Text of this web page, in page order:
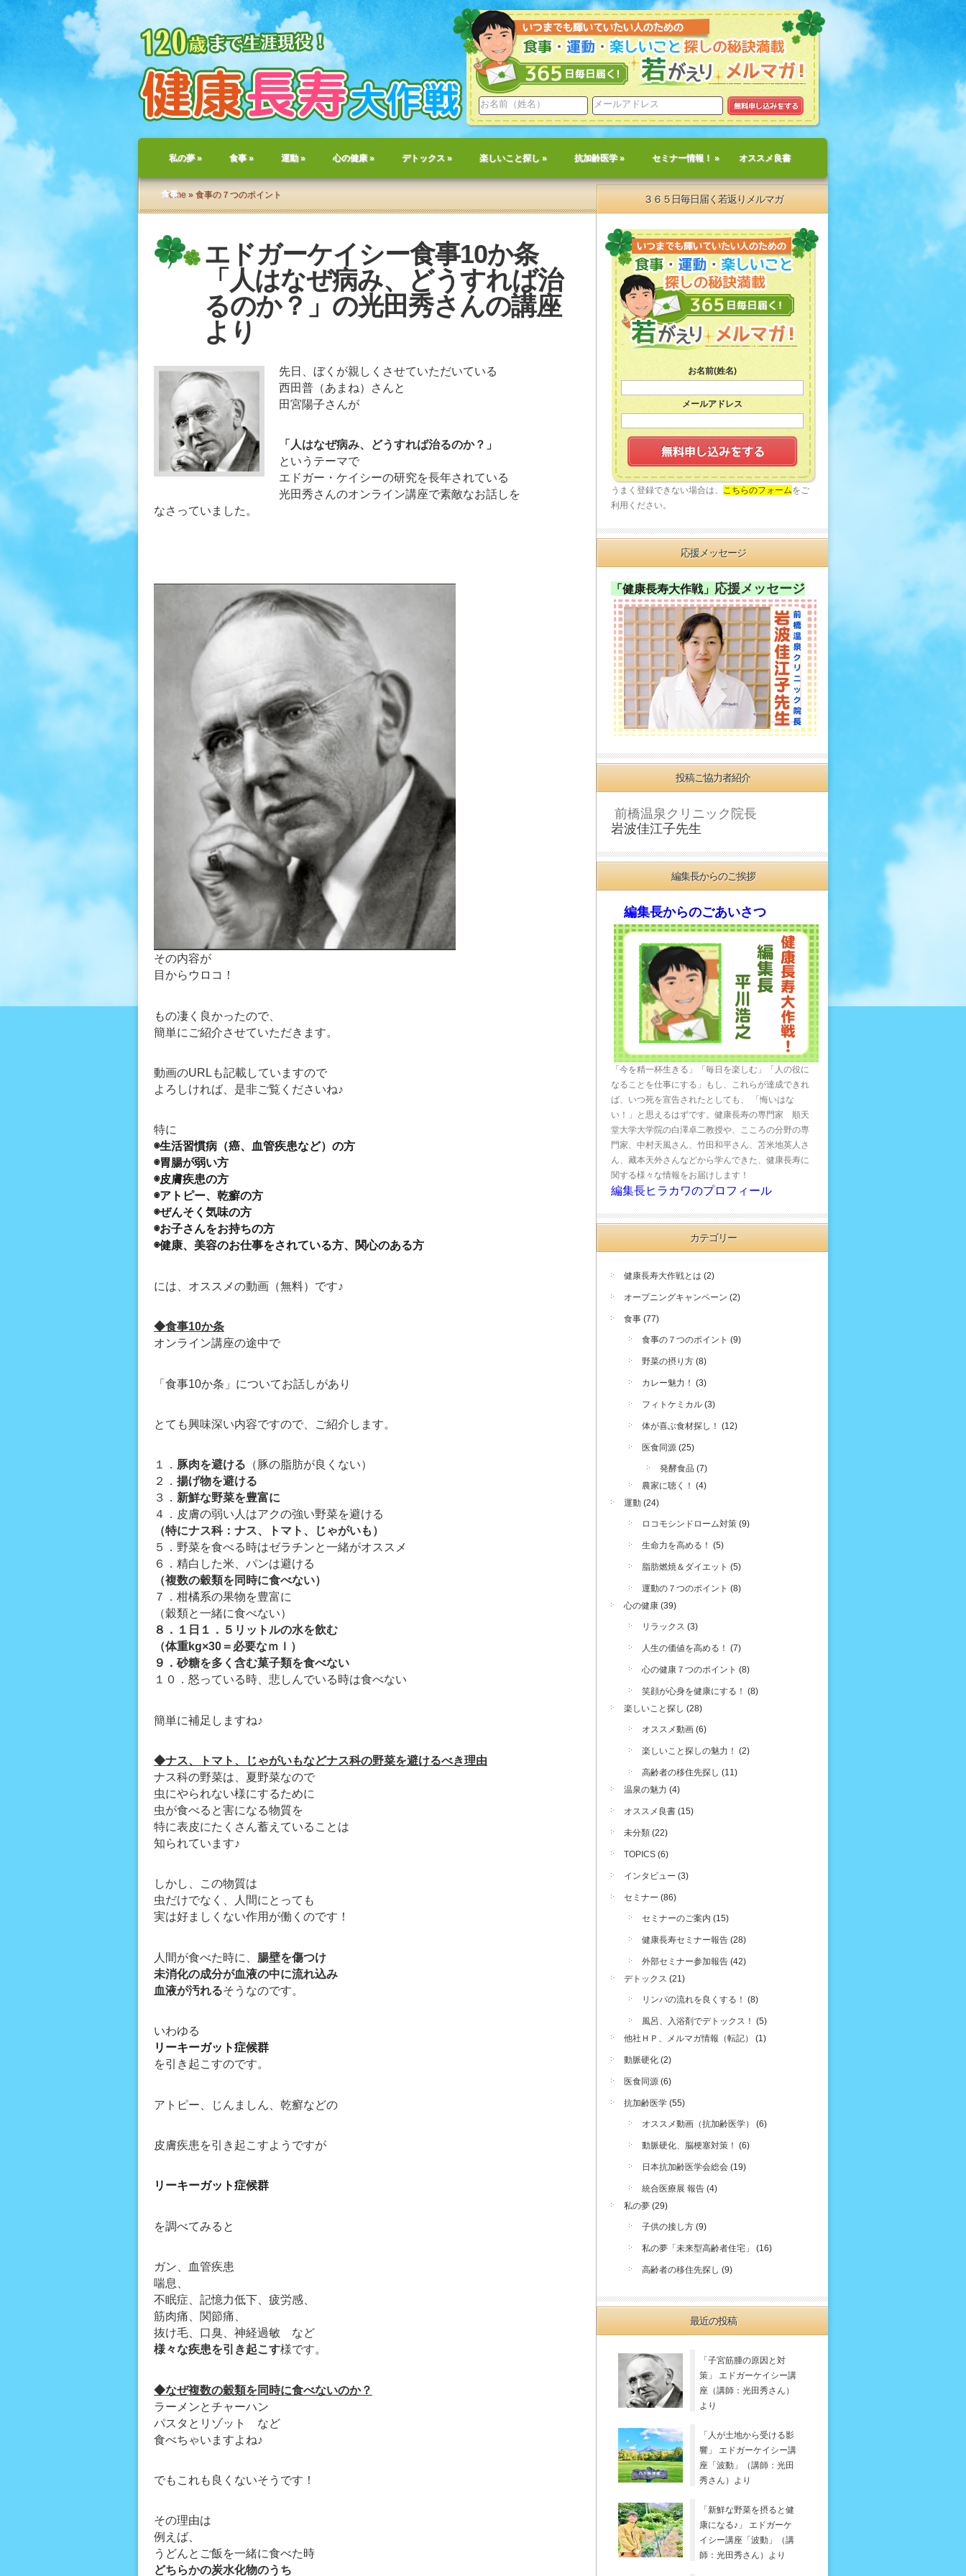
私の夢» 食事» 運動» 心の健康» デトックス » 楽しいこと探し » 抗加齢医学» セミナー情報！ » オススメ良書
食事
Home » 食事の７つのポイント
エドガーケイシー食事10か条
「人はなぜ病み、どうすれば治
るのか？」の光田秀さんの講座
より
先日、ぼくが親しくさせていただいている
西田普（あまね）さんと
田宮陽子さんが
「人はなぜ病み、どうすれば治るのか？」
というテーマで
エドガー・ケイシーの研究を長年されている
光田秀さんのオンライン講座で素敵なお話しを
なさっていました。
その内容が
目からウロコ！
もの凄く良かったので、
簡単にご紹介させていただきます。
動画のURLも記載していますので
よろしければ、是非ご覧くださいね♪
特に
◉生活習慣病（癌、血管疾患など）の方
◉胃腸が弱い方
◉皮膚疾患の方
◉アトピー、乾癬の方
◉ぜんそく気味の方
◉お子さんをお持ちの方
◉健康、美容のお仕事をされている方、関心のある方
には、オススメの動画（無料）です♪
◆食事10か条
オンライン講座の途中で
「食事10か条」についてお話しがあり
とても興味深い内容ですので、ご紹介します。
１． 豚肉を避ける （豚の脂肪が良くない）
２． 揚げ物を避ける
３． 新鮮な野菜を豊富に
４．皮膚の弱い人はアクの強い野菜を避ける
（特にナス科：ナス、トマト、じゃがいも）
５．野菜を食べる時はゼラチンと一緒がオススメ
６．精白した米、パンは避ける
（複数の穀類を同時に食べない）
７．柑橘系の果物を豊富に
（穀類と一緒に食べない）
８．１日１．５リットルの水を飲む
（体重kg×30＝必要なｍｌ）
９．砂糖を多く含む菓子類を食べない
１０．怒っている時、悲しんでいる時は食べない
簡単に補足しますね♪
◆ナス、トマト、じゃがいもなどナス科の野菜を避けるべき理由
ナス科の野菜は、夏野菜なので
虫にやられない様にするために
虫が食べると害になる物質を
特に表皮にたくさん蓄えていることは
知られています♪
しかし、この物質は
虫だけでなく、人間にとっても
実は好ましくない作用が働くのです！
人間が食べた時に、 腸壁を傷つけ
未消化の成分が血液の中に流れ込み
血液が汚れるそうなのです。
いわゆる
リーキーガット症候群
を引き起こすのです。
アトピー、じんましん、乾癬などの
皮膚疾患を引き起こすようですが
リーキーガット症候群
を調べてみると
ガン、血管疾患
喘息、
不眠症、記憶力低下、疲労感、
筋肉痛、関節痛、
抜け毛、口臭、神経過敏 など
様々な疾患を引き起こす様です。
◆なぜ複数の穀類を同時に食べないのか？
ラーメンとチャーハン
パスタとリゾット など
食べちゃいますよね♪
でもこれも良くないそうです！
その理由は
例えば、
うどんとご飯を一緒に食べた時
どちらかの炭水化物のうち
３６５日毎日届く若返りメルマガ
お名前(姓名)
メールアドレス
うまく登録できない場合は、 こちらのフォームをご
利用ください。
応援メッセージ
「健康長寿大作戦」 応援メッセージ
投稿ご協力者紹介
前橋温泉クリニック院長
岩波佳江子先生
編集長からのご挨拶
編集長からのごあいさつ
「今を精一杯生きる」「毎日を楽しむ」「人の役に
なることを仕事にする」もし、これらが達成できれ
ば、いつ死を宣告されたとしても、 「悔いはな
い！」と思えるはずです。健康長寿の専門家 順天
堂大学大学院の白澤卓二教授や、こころの分野の専
門家、中村天風さん、竹田和平さん、苫米地英人さ
ん、藏本天外さんなどから学んできた、健康長寿に
関する様々な情報をお届けします！
編集長ヒラカワのプロフィール
カテゴリー
健康長寿大作戦とは (2)
オープニングキャンペーン (2)
食事 (77)
食事の７つのポイント (9)
野菜の摂り方 (8)
カレー魅力！ (3)
フィトケミカル (3)
体が喜ぶ食材探し！ (12)
医食同源 (25)
発酵食品 (7)
農家に聴く！ (4)
運動 (24)
ロコモシンドローム対策 (9)
生命力を高める！ (5)
脂肪燃焼＆ダイエット (5)
運動の７つのポイント (8)
心の健康 (39)
リラックス (3)
人生の価値を高める！ (7)
心の健康７つのポイント (8)
笑顔が心身を健康にする！ (8)
楽しいこと探し (28)
オススメ動画 (6)
楽しいこと探しの魅力！ (2)
高齢者の移住先探し (11)
温泉の魅力 (4)
オススメ良書 (15)
未分類 (22)
TOPICS (6)
インタビュー (3)
セミナー (86)
セミナーのご案内 (15)
健康長寿セミナー報告 (28)
外部セミナー参加報告 (42)
デトックス (21)
リンパの流れを良くする！ (8)
風呂、入浴剤でデトックス！ (5)
他社ＨＰ、メルマガ情報（転記）
(1)
動脈硬化 (2)
医食同源 (6)
抗加齢医学 (55)
オススメ動画（抗加齢医学） (6)
動脈硬化、脳梗塞対策！ (6)
日本抗加齢医学会総会 (19)
統合医療展 報告 (4)
私の夢 (29)
子供の接し方 (9)
私の夢「未来型高齢者住宅」 (16)
高齢者の移住先探し (9)
最近の投稿
「子宮筋腫の原因と対
策」 エドガーケイシー講
座（講師：光田秀さん）
より
「人が土地から受ける影
響」 エドガーケイシー講
座「波動」（講師：光田
秀さん）より
「新鮮な野菜を摂ると健
康になる♪」 エドガーケ
イシー講座「波動」（講
師：光田秀さん）より